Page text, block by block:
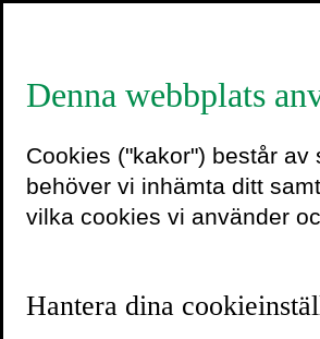
Denna webbplats
Cookies ("kakor") består
behöver vi inhämta ditt
vilka cookies vi använder
Hantera dina